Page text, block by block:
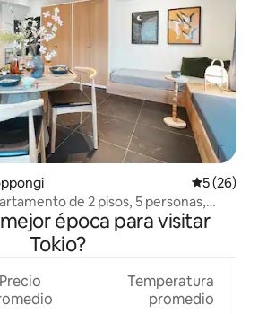
5 (26)
de 2 pisos, 5 personas,
época para visitar
Tokio?
Precio
Temperatura
promedio